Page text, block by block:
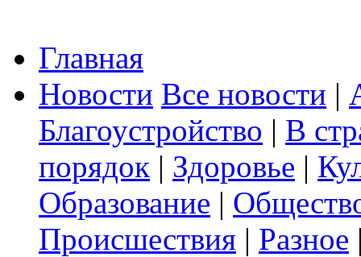
Главная
Новости Все новости |
Благоустройство | В
порядок | Здоровье |
Образование |
Происшествия | Разное